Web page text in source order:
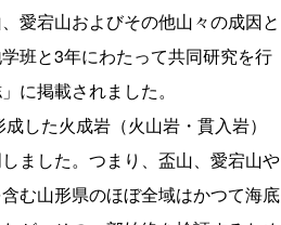
愛宕山およびその他山々の成因と
班と3年にわたって共同研究を行
に掲載されました。
した火成岩（火山岩・貫入岩）
ました。つまり、盃山、愛宕山や
む山形県のほぼ全域はかつて海底